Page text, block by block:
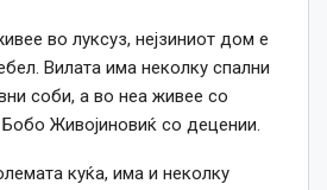
во луксуз, нејзиниот дом е
Вилата има неколку спални
соби, а во неа живее со
Живојиновиќ со децении.
куќа, има и неколку